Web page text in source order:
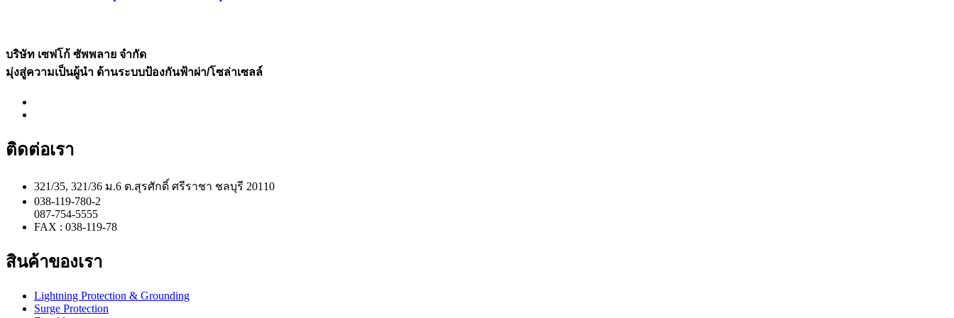
บริษัท เซฟโก้ ซัพพลาย จำกัด
มุ่งสู่ความเป็นผู้นำ ด้านระบบป้องกันฟ้าผ่า/โซล่าเซลล์
ติดต่อเรา
321/35, 321/36 ม.6 ต.สุรศักดิ์ ศรีราชา ชลบุรี 20110
038-119-780-2
087-754-5555
FAX : 038-119-78
สินค้าของเรา
Lightning Protection & Grounding
Surge Protection